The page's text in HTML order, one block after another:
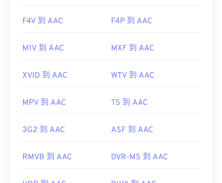
F4V 到 AAC F4P 到 AAC
M1V 到 AAC MXF 到 AAC
XVID 到 AAC WTV 到 AAC
MPV 到 AAC TS 到 AAC
3G2 到 AAC ASF 到 AAC
RMVB 到 AAC DVR-MS 到 AAC